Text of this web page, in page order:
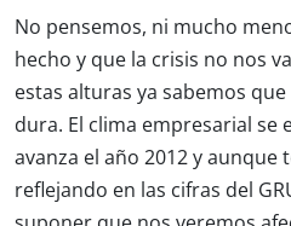
No pensemos, ni mucho
hecho y que la crisis no nos
estas alturas ya sabemos
dura. El clima empresarial se
avanza el año 2012 y aunque
reflejando en las cifras del